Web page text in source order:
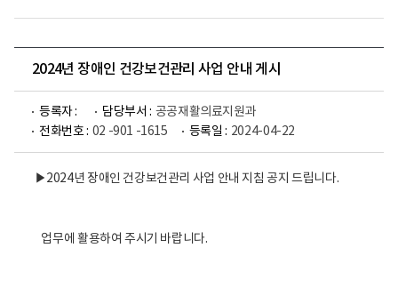
부
립
활
앙
장
인
보
건
센
터
2024년 장애인 건강보건관리 사업 안내 게시
등록자 : 담당부서 : 공공재활의료지원과
전화번호 : 02 -901 -1615 등록일 : 2024-04-22
▶2024년 장애인 건강보건관리 사업 안내 지침 공지 드립니다.
업무에 활용하여 주시기 바랍니다.